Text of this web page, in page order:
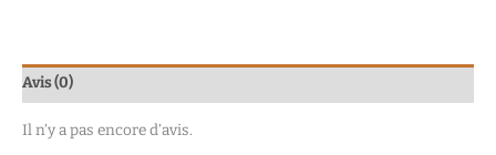
Avis (0)
Il n’y a pas encore d’avis.